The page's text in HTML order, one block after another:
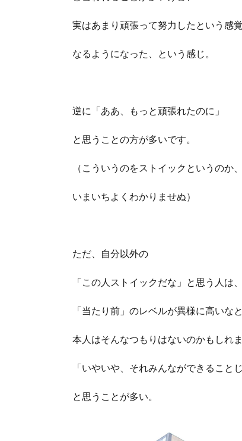
実はあまり頑張って努力したという感
なるようになった、という感じ。
逆に「ああ、もっと頑張れたのに」
と思うことの方が多いです。
（こういうのをストイックというのか
いまいちよくわかりませぬ）
ただ、自分以外の
「この人ストイックだな」と思う人は、
「当たり前」のレベルが異様に高いな
本人はそんなつもりはないのかもしれま
「いやいや、それみんなができること
と思うことが多い。